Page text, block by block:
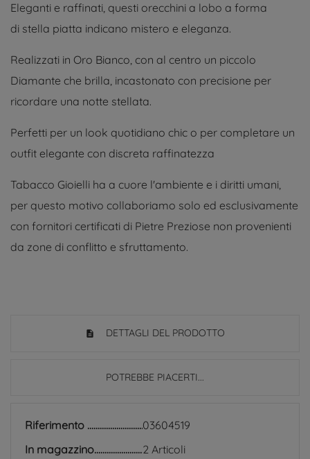
Eleganti e raffinati, questi orecchini a lobo a forma
di stella piatta indicano mistero e eleganza.
Realizzati in Oro Bianco, con al centro un piccolo
Diamante che brilla, incastonato con precisione per
ricordare una notte stellata.
Perfetti per un look quotidiano chic o per completare un
outfit elegante con discreta raffinatezza
Tabacco Gioielli ha a cuore l'ambiente e i diritti umani,
per questo motivo collaboriamo solo ed esclusivamente
con fornitori certificati di Pietre Preziose non provenienti
da zone di conflitto e sfruttamento.
DETTAGLI DEL PRODOTTO
POTREBBE PIACERTI...
Riferimento
03604519
In magazzino
2 Articoli